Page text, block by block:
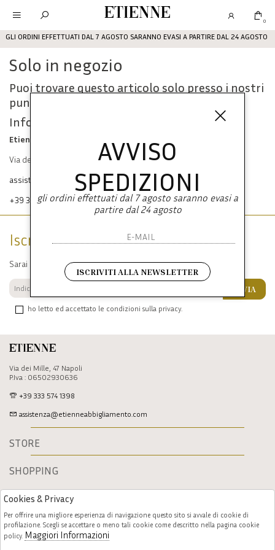
GLI ORDINI EFFETTUATI DAL 7 AGOSTO SARANNO EVASI A PARTIRE DAL 24 AGOSTO
Etienne 0
Solo in negozio
Puoi trovare questo articolo solo presso i nostri
punti vendita:
Info contatti
Etienne srl
Via dei Mille, 47 80121 Napoli
assistenza@etienneabbigliamento.com
+39 333 574 1398
Etienne
Via dei Mille, 47 Napoli
P.Iva : 06502930636
+39 333 574 1398
assistenza@etienneabbigliamento.com
STORE
SHOPPING
Iscriviti alla newsletter
Sarai sempre aggiornato su offerte e promozioni.
ho letto ed accettato le condizioni sulla privacy.
INVIA
AVVISO
SPEDIZIONI
gli ordini effettuati dal 7 agosto saranno evasi a
partire dal 24 agosto
ISCRIVITI ALLA NEWSLETTER
Cookies & Privacy
Per offrire una migliore esperienza di navigazione questo sito si avvale di cookie di
profilazione. Scegli se accettare o meno tali cookie come descritto nella pagina cookie
policy. Maggiori Informazioni